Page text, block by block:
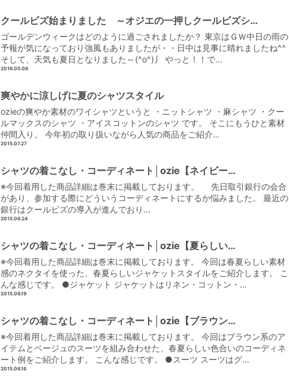
クールビズ始まりました ～オジエの一押しクールビズシ…
ゴールデンウィークはどのように過ごされましたか？ 東京はＧＷ中日の雨の
予報が気になっており強風もありましたが・・日中は見事に晴れましたね^^
そして、天気も夏日となりました～(^o^)丿 やっと！！で…
2016.05.06
爽やかに涼しげに夏のシャツスタイル
ozieの爽やか素材のワイシャツというと ・ニットシャツ ・麻シャツ ・クー
ルマックスのシャツ ・アイスコットンのシャツ です。 そこにもうひと素材
仲間入り。 今年初の取り扱いながら人気の商品をご紹介…
2015.07.27
シャツの着こなし・コーディネート│ozie【ネイビー…
※今回着用した商品詳細は巻末に掲載しております。 先日取引銀行の会合
があり、参加する際にどういうコーディネートにするか悩みました。 最近の
銀行はクールビズの導入が進んでおり…
2015.06.24
シャツの着こなし・コーディネート│ozie【夏らしい…
※今回着用した商品詳細は巻末に掲載しております。 今回は春夏らしい素材
感のネクタイを使った、春夏らしいジャケットスタイルをご紹介します。 こ
んな感じです。 ●ジャケット ジャケットはリネン・コットン・…
2015.06.19
シャツの着こなし・コーディネート│ozie【ブラウン…
※今回着用した商品詳細は巻末に掲載しております。 今回はブラウン系のア
イテムとベージュのスーツを組み合わせた、春夏らしい色合いのコーディネ
ート例をご紹介します。 こんな感じです。 ●スーツ スーツはグ…
2015.06.16